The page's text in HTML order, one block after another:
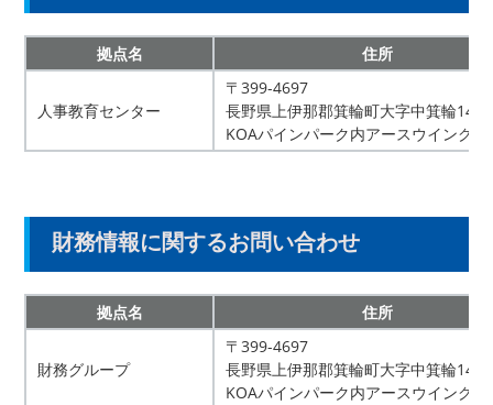
拠点名 住所
人事教育センター
〒399-4697
長野県上伊那郡箕輪町大字中箕輪
KOAパインパーク内アースウイング
財務情報に関するお問い合わせ
拠点名 住所
財務グループ
〒399-4697
長野県上伊那郡箕輪町大字中箕輪
KOAパインパーク内アースウイング